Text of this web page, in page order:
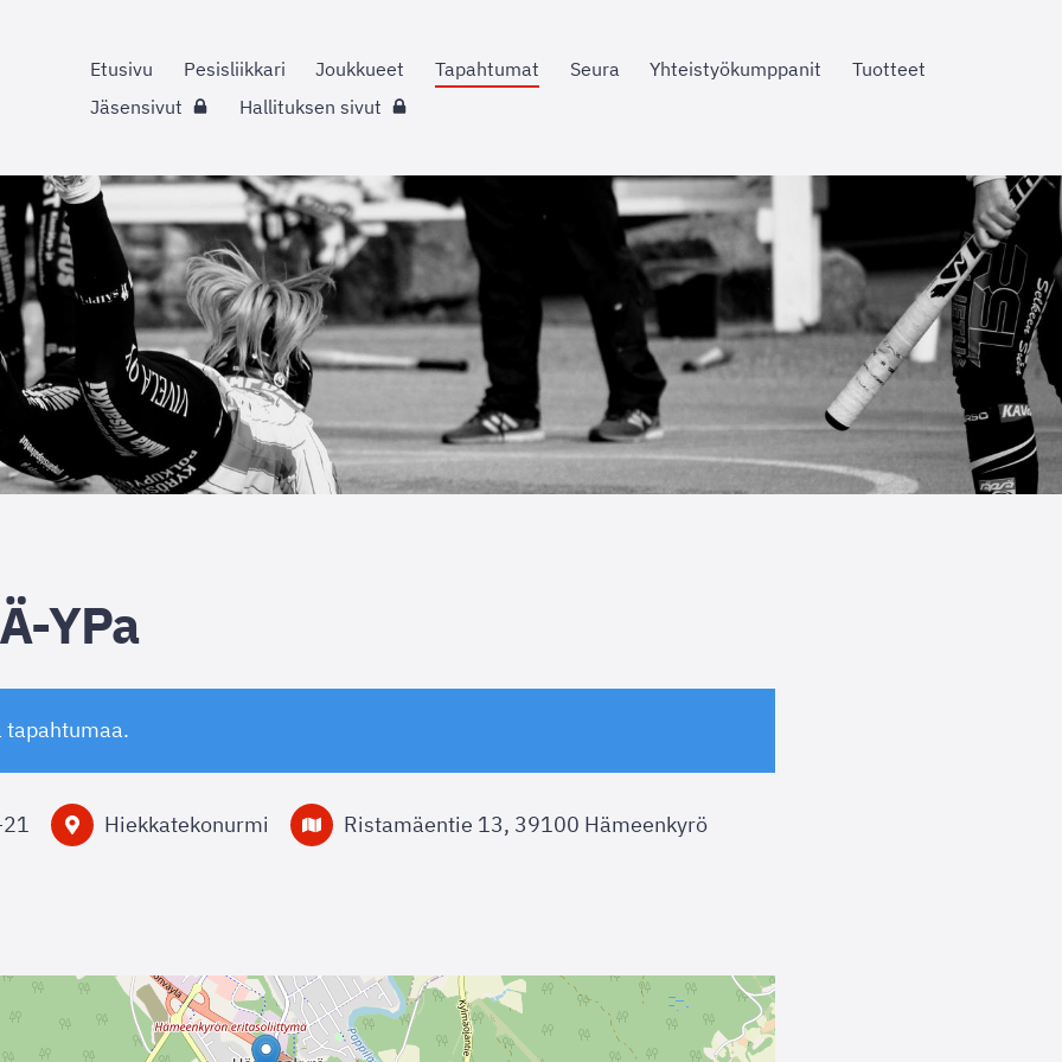
Etusivu Pesisliikkari Joukkueet Tapahtumat Seura Yhteistyökumppanit
Tuotteet
Jäsensivut
Hallituksen sivut
YPa
tapahtumaa.
21 Hiekkatekonurmi Ristamäentie 13, 39100 Hämeenkyrö